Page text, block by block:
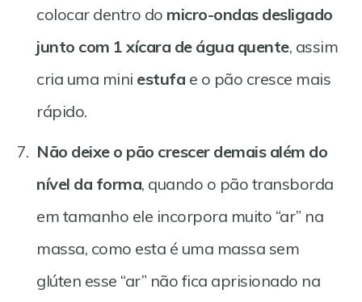
colocar dentro do micro-ondas desligado
junto com 1 xícara de água quente, assim
cria uma mini estufa e o pão cresce mais
rápido.
Não deixe o pão crescer demais além do
nível da forma, quando o pão transborda
em tamanho ele incorpora muito “ar” na
massa, como esta é uma massa sem
glúten esse “ar” não fica aprisionado na